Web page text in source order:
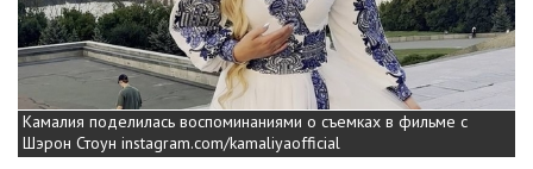
Камалия поделилась воспоминаниями о съемках в фильме с
Шэрон Стоун instagram.com/kamaliyaofficial